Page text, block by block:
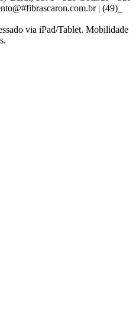
#fibrascaron.com.br | (49)
via iPad/Tablet. Mobilidade